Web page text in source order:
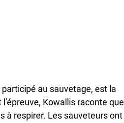
au sauvetage, est la
Kowallis raconte que
à respirer. Les sauveteurs ont